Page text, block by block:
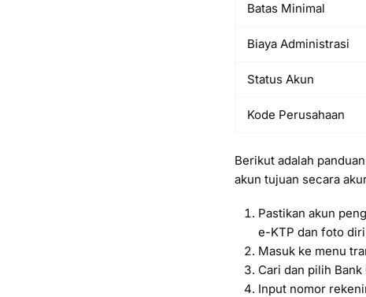
Batas Minimal
Biaya Administrasi
Status Akun
Kode Perusahaan
Berikut adalah
akun tujuan secara
Pastikan akun
e-KTP dan foto
Masuk ke menu
Cari dan pilih
Input nomor